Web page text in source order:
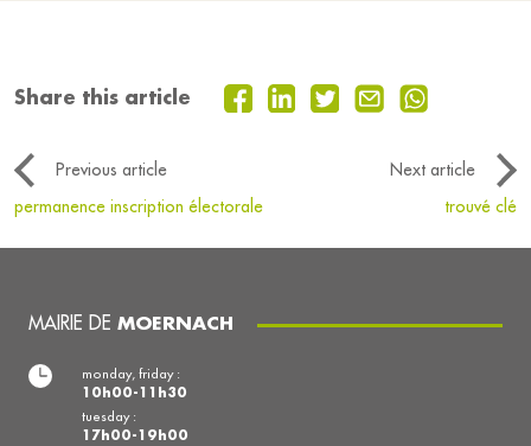
Share this article
Previous article
Next article
permanence inscription électorale
trouvé clé
MAIRIE DE MOERNACH
monday, friday :
10h00-11h30
tuesday :
17h00-19h00